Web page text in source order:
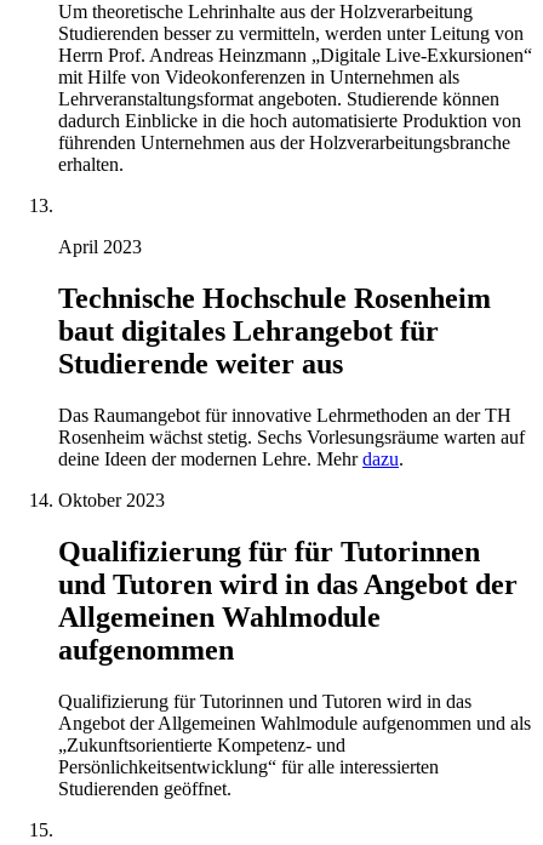
Um theoretische Lehrinhalte aus der Holzverarbeitung
Studierenden besser zu vermitteln, werden unter Leitung von
Herrn Prof. Andreas Heinzmann „Digitale Live-Exkursionen“
mit Hilfe von Videokonferenzen in Unternehmen als
Lehrveranstaltungsformat angeboten. Studierende können
dadurch Einblicke in die hoch automatisierte Produktion von
führenden Unternehmen aus der Holzverarbeitungsbranche
erhalten.
April 2023
Technische Hochschule Rosenheim
baut digitales Lehrangebot für
Studierende weiter aus
Das Raumangebot für innovative Lehrmethoden an der TH
Rosenheim wächst stetig. Sechs Vorlesungsräume warten auf
deine Ideen der modernen Lehre. Mehrdazu.
Oktober 2023
Qualifizierung für für Tutorinnen
und Tutoren wird in das Angebot der
Allgemeinen Wahlmodule
aufgenommen
Qualifizierung für Tutorinnen und Tutoren wird in das
Angebot der Allgemeinen Wahlmodule aufgenommen und als
„Zukunftsorientierte Kompetenz- und
Persönlichkeitsentwicklung“ für alle interessierten
Studierenden geöffnet.